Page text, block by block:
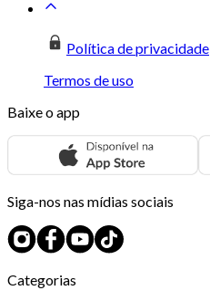
Política de privacidade
Termos de uso
Baixe o app
Siga-nos nas mídias sociais
Categorias